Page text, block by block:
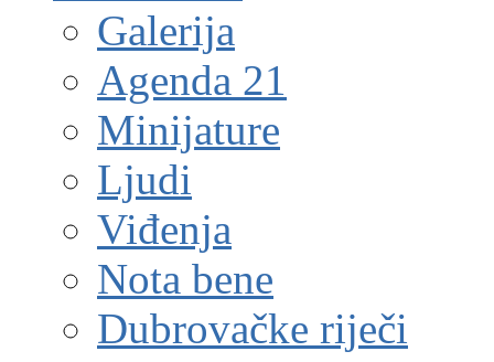
Galerija
Agenda 21
Minijature
Ljudi
Viđenja
Nota bene
Dubrovačke riječi